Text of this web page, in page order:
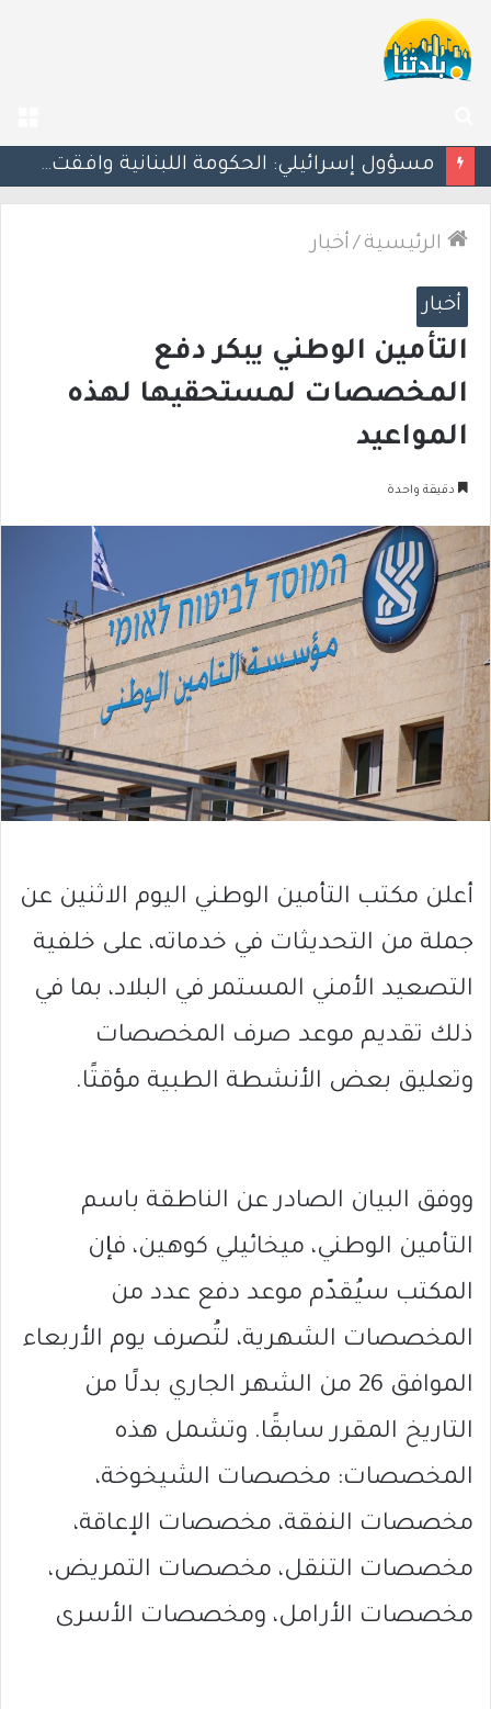
عن
بزشكيان يلوّح بالاستقالة للضغط نحو اتفاق مع واشنطن
الرئيسية / أخبار
أخبار
التأمين الوطني يبكر دفع
المخصصات لمستحقيها لهذه
المواعيد
دقيقة واحدة
أعلن مكتب التأمين الوطني اليوم الاثنين عن
جملة من التحديثات في خدماته، على خلفية
التصعيد الأمني المستمر في البلاد، بما في
ذلك تقديم موعد صرف المخصصات
وتعليق بعض الأنشطة الطبية مؤقتًا.
ووفق البيان الصادر عن الناطقة باسم
التأمين الوطني، ميخائيلي كوهين، فإن
المكتب سيُقدّم موعد دفع عدد من
المخصصات الشهرية، لتُصرف يوم الأربعاء
الموافق 26 من الشهر الجاري بدلًا من
التاريخ المقرر سابقًا. وتشمل هذه
المخصصات: مخصصات الشيخوخة،
مخصصات النفقة، مخصصات الإعاقة،
مخصصات التنقل، مخصصات التمريض،
مخصصات الأرامل، ومخصصات الأسرى